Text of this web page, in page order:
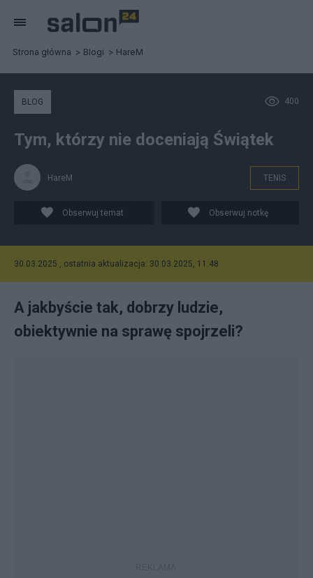
Strona główna Blogi HareM
400
BLOG
Tym, którzy nie doceniają Świątek
HareM TENIS
Obserwuj temat Obserwuj notkę
30.03.2025 , ostatnia aktualizacja: 30.03.2025, 11:48
A jakbyście tak, dobrzy ludzie,
obiektywnie na sprawę spojrzeli?